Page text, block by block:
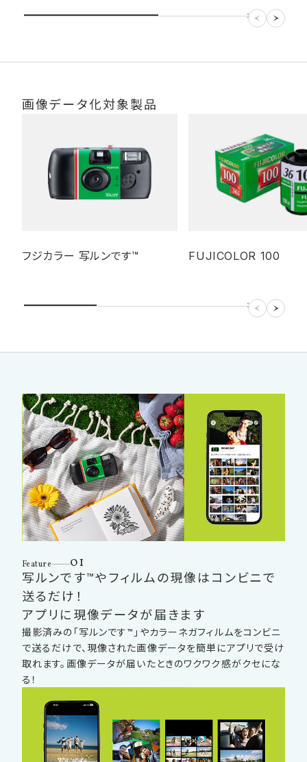
画像データ化対象製品
フジカラー 写ルンです™ FUJICOLOR 100
Feature 01
写ルンです™やフィルムの現像はコンビニで
送るだけ！
アプリに現像データが届きます
撮影済みの「写ルンです™」やカラーネガフィルムをコンビニ
で送るだけで、現像された画像データを簡単にアプリで受け
取れます。画像データが届いたときのワクワク感がクセにな
る！